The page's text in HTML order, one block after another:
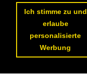
Ich stimme zu und
erlaube
personalisierte
Werbung